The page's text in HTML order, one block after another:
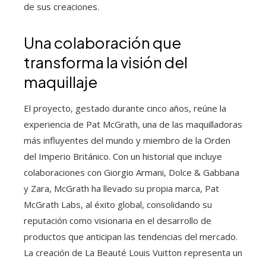
de sus creaciones.
Una colaboración que
transforma la visión del
maquillaje
El proyecto, gestado durante cinco años, reúne la
experiencia de Pat McGrath, una de las maquilladoras
más influyentes del mundo y miembro de la Orden
del Imperio Británico. Con un historial que incluye
colaboraciones con Giorgio Armani, Dolce & Gabbana
y Zara, McGrath ha llevado su propia marca, Pat
McGrath Labs, al éxito global, consolidando su
reputación como visionaria en el desarrollo de
productos que anticipan las tendencias del mercado.
La creación de La Beauté Louis Vuitton representa un